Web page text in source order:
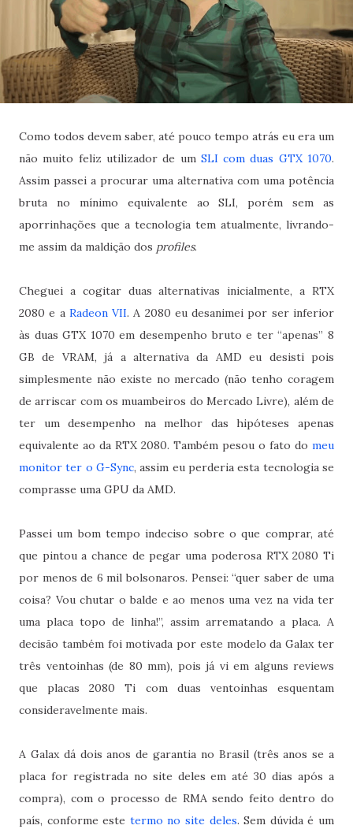
Como todos devem saber, até pouco tempo atrás eu era um
não muito feliz utilizador de um SLI com duas GTX 1070.
Assim passei a procurar uma alternativa com uma potência
bruta no mínimo equivalente ao SLI, porém sem as
aporrinhações que a tecnologia tem atualmente, livrando-
me assim da maldição dos profiles.
Cheguei a cogitar duas alternativas inicialmente, a RTX
2080 e a Radeon VII. A 2080 eu desanimei por ser inferior
às duas GTX 1070 em desempenho bruto e ter “apenas” 8
GB de VRAM, já a alternativa da AMD eu desisti pois
simplesmente não existe no mercado (não tenho coragem
de arriscar com os muambeiros do Mercado Livre), além de
ter um desempenho na melhor das hipóteses apenas
equivalente ao da RTX 2080. Também pesou o fato do meu
monitor ter o G-Sync, assim eu perderia esta tecnologia se
comprasse uma GPU da AMD.
Passei um bom tempo indeciso sobre o que comprar, até
que pintou a chance de pegar uma poderosa RTX 2080 Ti
por menos de 6 mil bolsonaros. Pensei: “quer saber de uma
coisa? Vou chutar o balde e ao menos uma vez na vida ter
uma placa topo de linha!”, assim arrematando a placa. A
decisão também foi motivada por este modelo da Galax ter
três ventoinhas (de 80 mm), pois já vi em alguns reviews
que placas 2080 Ti com duas ventoinhas esquentam
consideravelmente mais.
A Galax dá dois anos de garantia no Brasil (três anos se a
placa for registrada no site deles em até 30 dias após a
compra), com o processo de RMA sendo feito dentro do
país, conforme este termo no site deles. Sem dúvida é um